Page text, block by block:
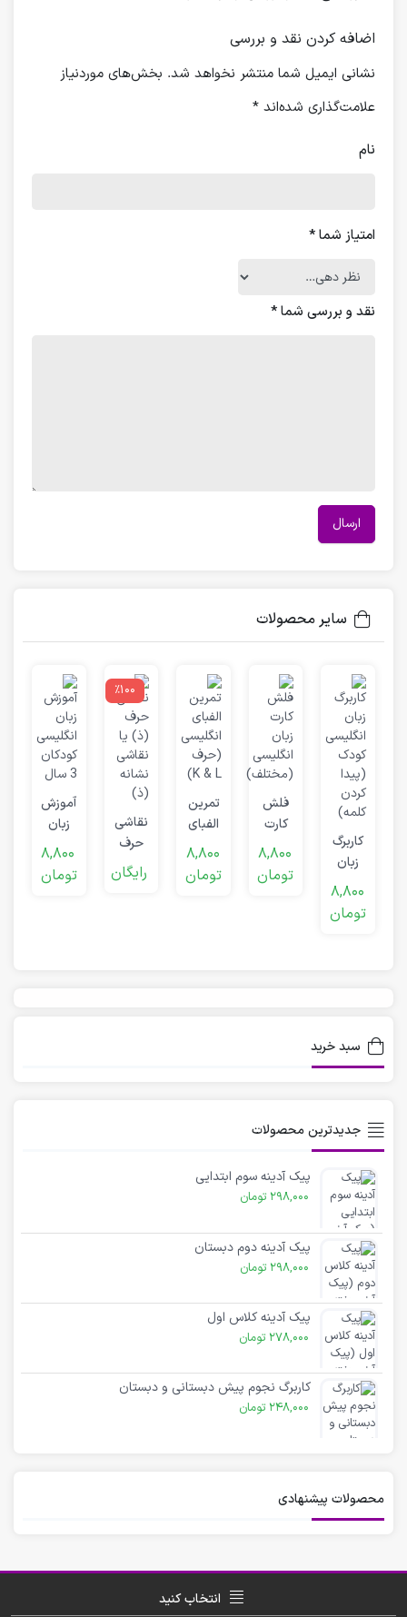
اضافه کردن نقد و بررسی
نشانی ایمیل شما منتشر نخواهد شد. بخش‌های موردنیاز
علامت‌گذاری شده‌اند *
نام
امتیاز شما*
نقد و بررسی شما*
سایر محصولات
کاربرگ
زبان
انگلیسی
کودک
(پیدا
8,800
تومان
فلش
کارت
زبان
انگلیسی
(مختلف)
8,800
تومان
تمرین
الفبای
انگلیسی
(حرف
K & L)
8,800
تومان
٪100
نقاشی
حرف
(ذ)
رایگان
آموزش
زبان
انگلیسی
کودکان
3 سال
8,800
تومان
سبد خرید
جدیدترین محصولات
پیک آدینه سوم ابتدایی
298,000 تومان
پیک آدینه دوم دبستان
298,000 تومان
پیک آدینه کلاس اول
278,000 تومان
کاربرگ نجوم پیش دبستانی و دبستان
248,000 تومان
محصولات پیشنهادی
انتخاب کنید